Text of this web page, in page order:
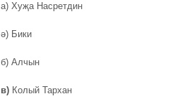
а) Хуҗа Насретдин
ә) Бики
б) Алчын
в) Колый Тархан